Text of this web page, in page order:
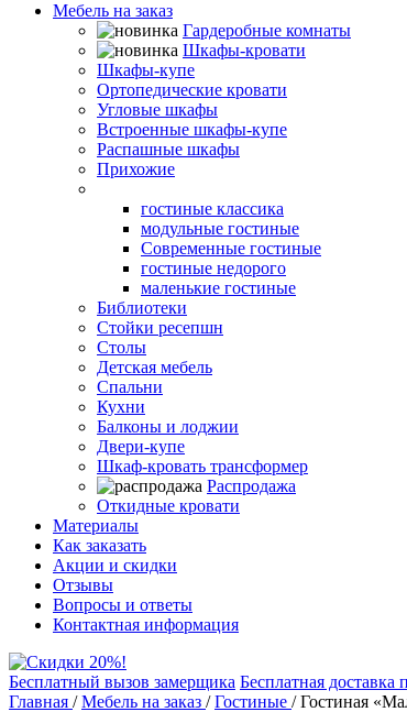
Мебель на заказ
Гардеробные комнаты
Шкафы-кровати
Шкафы-купе
Ортопедические кровати
Угловые шкафы
Встроенные шкафы-купе
Распашные шкафы
Прихожие
гостиные классика
модульные гостиные
Современные гостиные
гостиные недорого
маленькие гостиные
Библиотеки
Стойки ресепшн
Столы
Детская мебель
Спальни
Кухни
Балконы и лоджии
Двери-купе
Шкаф-кровать трансформер
Распродажа
Откидные кровати
Материалы
Как заказать
Акции и скидки
Отзывы
Вопросы и ответы
Контактная информация
Бесплатный вызов замерщика Бесплатная доставка
Главная /Мебель на заказ /Гостиные /Гостиная